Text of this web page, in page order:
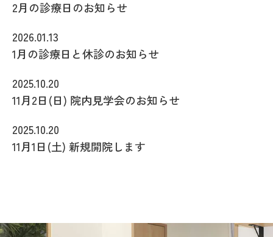
2月の診療日のお知らせ
2026.01.13
1月の診療日と休診のお知らせ
2025.10.20
11月2日(日) 院内見学会のお知らせ
2025.10.20
11月1日(土) 新規開院します